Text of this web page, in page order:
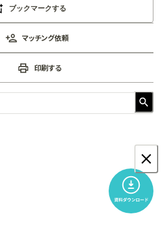
ブックマークする
マッチング依頼
印刷する